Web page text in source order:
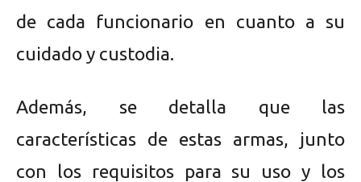
de cada funcionario en cuanto a su
cuidado y custodia.
Además, se detalla que las
características de estas armas, junto
con los requisitos para su uso y los